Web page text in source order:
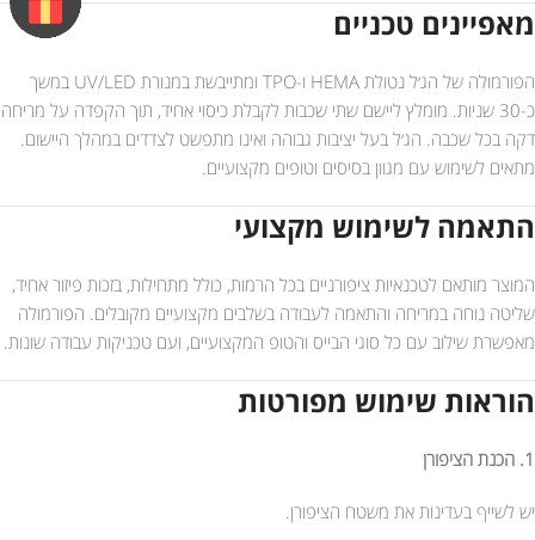
מאפיינים טכניים
הפורמולה של הג׳ל נטולת HEMA ו-TPO ומתייבשת במנורת UV/LED במשך
כ-30 שניות. מומלץ ליישם שתי שכבות לקבלת כיסוי אחיד, תוך הקפדה על מריחה
דקה בכל שכבה. הג׳ל בעל יציבות גבוהה ואינו מתפשט לצדדים במהלך היישום.
מתאים לשימוש עם מגוון בסיסים וטופים מקצועיים.
התאמה לשימוש מקצועי
המוצר מותאם לטכנאיות ציפורניים בכל הרמות, כולל מתחילות, בזכות פיזור אחיד,
שליטה נוחה במריחה והתאמה לעבודה בשלבים מקצועיים מקובלים. הפורמולה
מאפשרת שילוב עם כל סוגי הבייס והטופ המקצועיים, ועם טכניקות עבודה שונות.
הוראות שימוש מפורטות
1. הכנת הציפורן
יש לשייף בעדינות את משטח הציפורן.